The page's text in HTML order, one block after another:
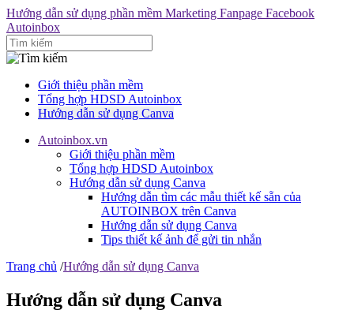
Hướng dẫn sử dụng phần mềm Marketing Fanpage Facebook
Autoinbox
Giới thiệu phần mềm
Tổng hợp HDSD Autoinbox
Hướng dẫn sử dụng Canva
Autoinbox.vn
Giới thiệu phần mềm
Tổng hợp HDSD Autoinbox
Hướng dẫn sử dụng Canva
Hướng dẫn tìm các mẫu thiết kế sẵn của
AUTOINBOX trên Canva
Hướng dẫn sử dụng Canva
Tips thiết kế ảnh để gửi tin nhắn
Trang chủ /Hướng dẫn sử dụng Canva
Hướng dẫn sử dụng Canva